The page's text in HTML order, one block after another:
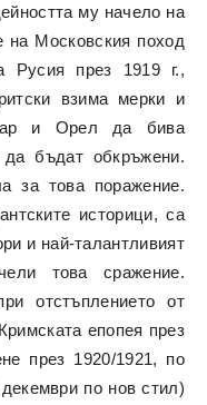
му начело на
на Московския поход
през 1919 г.,
взима мерки и
и Орел да бива
да бъдат обкръжени.
за това поражение.
историци, са
и най-талантливият
това сражение.
отстъплението от
епопея през
през 1920/1921, по
по нов стил)